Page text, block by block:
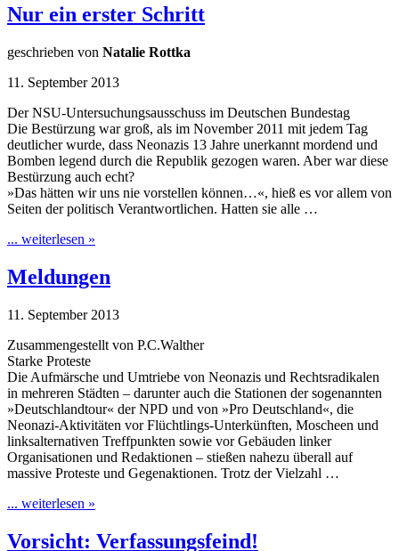
Nur ein erster Schritt
geschrieben von Natalie Rottka
11. September 2013
Der NSU-Untersuchungsausschuss im Deutschen Bundestag
Die Bestürzung war groß, als im November 2011 mit jedem Tag
deutlicher wurde, dass Neonazis 13 Jahre unerkannt mordend und
Bomben legend durch die Republik gezogen waren. Aber war diese
Bestürzung auch echt?
»Das hätten wir uns nie vorstellen können…«, hieß es vor allem von
Seiten der politisch Verantwortlichen. Hatten sie alle …
... weiterlesen »
Meldungen
11. September 2013
Zusammengestellt von P.C.Walther
Starke Proteste
Die Aufmärsche und Umtriebe von Neonazis und Rechtsradikalen
in mehreren Städten – darunter auch die Stationen der sogenannten
»Deutschlandtour« der NPD und von »Pro Deutschland«, die
Neonazi-Aktivitäten vor Flüchtlings-Unterkünften, Moscheen und
linksalternativen Treffpunkten sowie vor Gebäuden linker
Organisationen und Redaktionen – stießen nahezu überall auf
massive Proteste und Gegenaktionen. Trotz der Vielzahl …
... weiterlesen »
Vorsicht: Verfassungsfeind!